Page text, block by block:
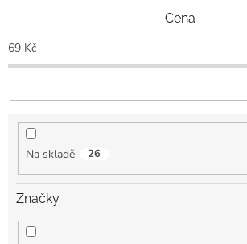
p
r
u
Cena
69 Kč
Na skladě 26
Značky